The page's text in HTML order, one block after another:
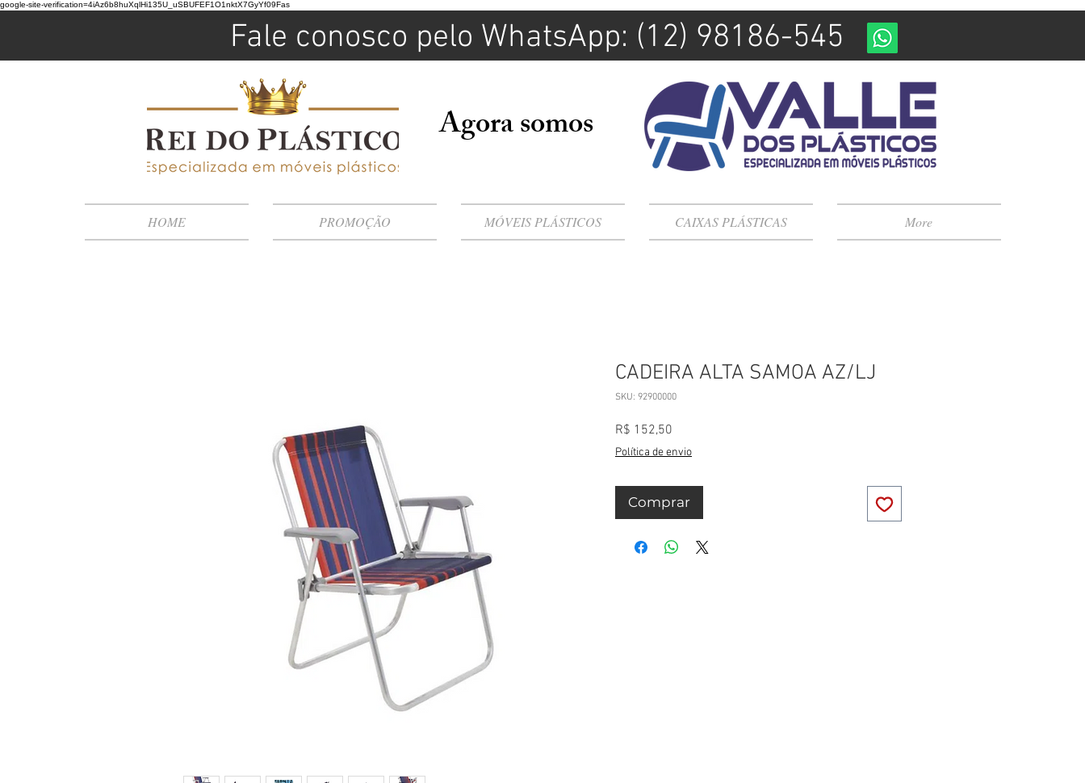
google-site-verification=4iAz6b8huXqlHi135U_uSBUFEF1O1nktX7GyYf09Fas
Agora somos
HOME PROMOÇÃO MÓVEIS PLÁSTICOS CAIXAS PLÁSTICAS More
Fale conosco pelo WhatsApp: (12) 98186-545
CADEIRA ALTA SAMOA AZ/LJ
SKU: 92900000
R$ 152,50
Política de envio
Comprar